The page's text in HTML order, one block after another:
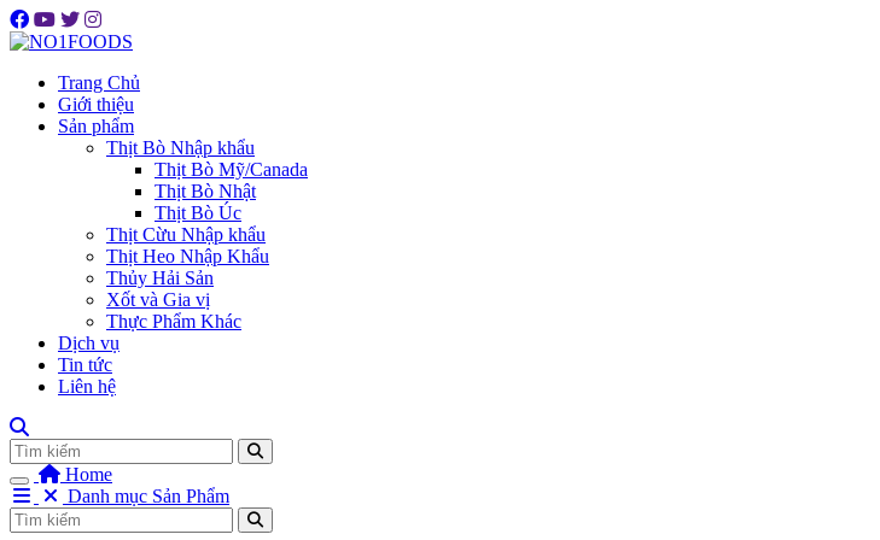
Trang Chủ
Giới thiệu
Sản phẩm
Thịt Bò Nhập khẩu
Thịt Bò Mỹ/Canada
Thịt Bò Nhật
Thịt Bò Úc
Thịt Cừu Nhập khẩu
Thịt Heo Nhập Khẩu
Thủy Hải Sản
Xốt và Gia vị
Thực Phẩm Khác
Dịch vụ
Tin tức
Liên hệ
Home
Danh mục Sản Phẩm